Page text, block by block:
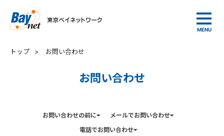
トップ > お問い合わせ
お問い合わせ
お問い合わせの前に
メールでお問い合わせ
電話でお問い合わせ